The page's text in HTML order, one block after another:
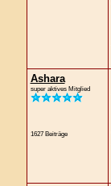
Ashara
super aktives Mitglied
1627 Beiträge